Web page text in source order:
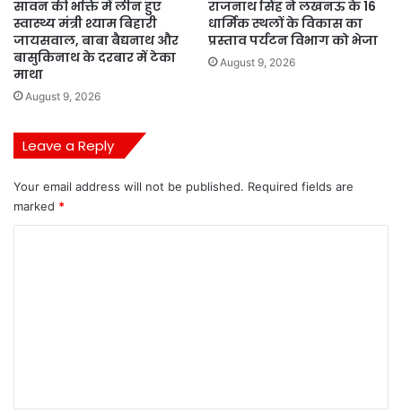
सावन की भक्ति में लीन हुए
स्वास्थ्य मंत्री श्याम बिहारी
जायसवाल, बाबा बैद्यनाथ और
बासुकिनाथ के दरबार में टेका
माथा
August 9, 2026
राजनाथ सिंह ने लखनऊ के 16
धार्मिक स्थलों के विकास का
प्रस्ताव पर्यटन विभाग को भेजा
August 9, 2026
Leave a Reply
Your email address will not be published. Required fields are
marked *